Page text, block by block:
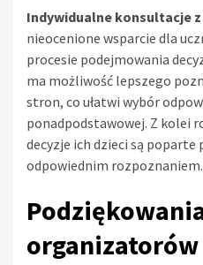
Indywidualne konsultacje
nieocenione wsparcie dla
procesie podejmowania
ma możliwość lepszego
stron, co ułatwi wybór
ponadpodstawowej. Z kolei
decyzje ich dzieci są
odpowiednim rozpoznaniem.
organizatorów